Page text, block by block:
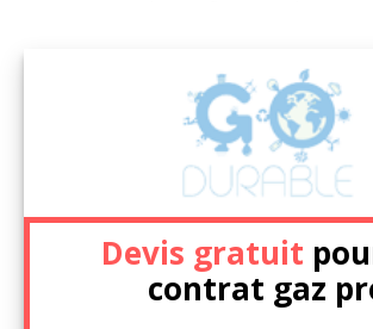
Devis gratuit
contrat gaz